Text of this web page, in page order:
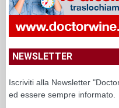
NEWSLETTER
Iscriviti alla Newsletter
ed essere sempre informato.